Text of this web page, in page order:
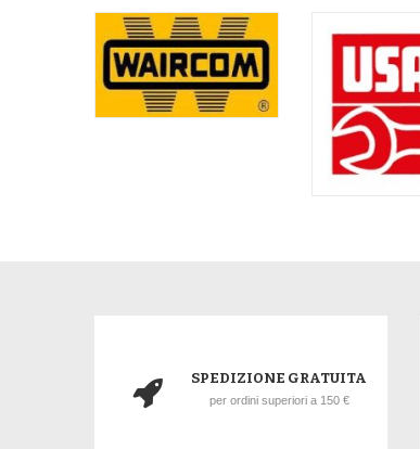
SPEDIZIONE GRATUITA
per ordini superiori a 150 €